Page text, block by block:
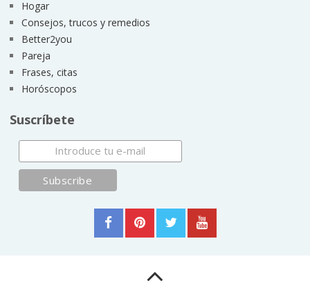
Hogar
Consejos, trucos y remedios
Better2you
Pareja
Frases, citas
Horóscopos
Suscríbete